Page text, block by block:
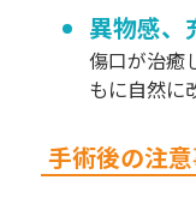
異物感、
傷口が治癒
もに自然に
手術後の注